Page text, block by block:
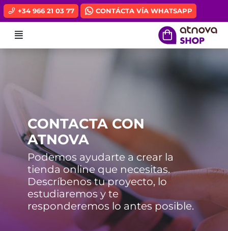
Ir al contenido principal de la página
+34 966 21 03 77 CONTÁCTA VÍA WHATSAPP
CONTACTA CON
ATNOVA
Podemos ayudarte a crear la
tienda online que necesitas.
Descríbenos tu proyecto, lo
estudiaremos y te
responderemos lo antes posible.